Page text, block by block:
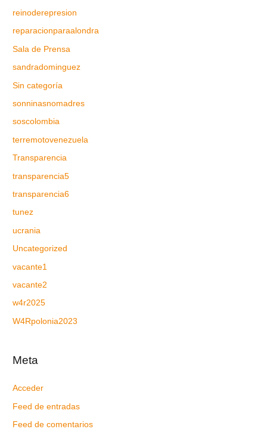
reinoderepresion
reparacionparaalondra
Sala de Prensa
sandradominguez
Sin categoría
sonninasnomadres
soscolombia
terremotovenezuela
Transparencia
transparencia5
transparencia6
tunez
ucrania
Uncategorized
vacante1
vacante2
w4r2025
W4Rpolonia2023
Meta
Acceder
Feed de entradas
Feed de comentarios